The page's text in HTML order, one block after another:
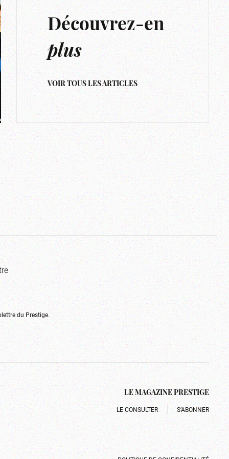
Découvrez-en
plus
VOIR TOUS LES ARTICLES
du Prestige.
LE MAGAZINE PRESTIGE
LE CONSULTER S’ABONNER